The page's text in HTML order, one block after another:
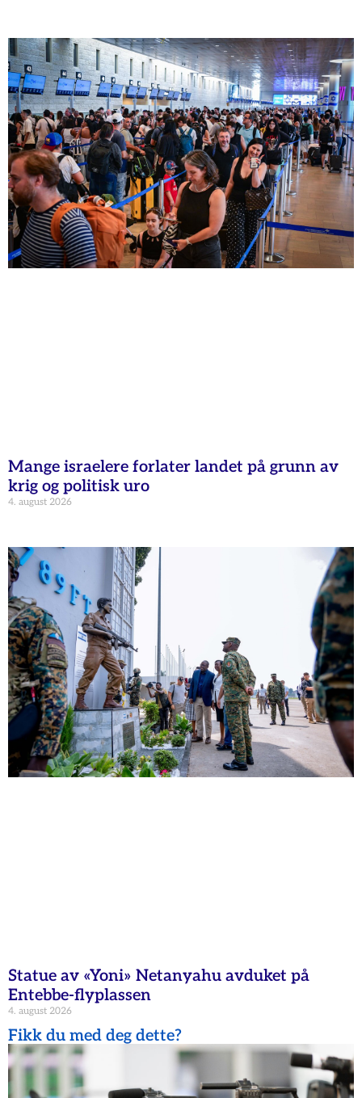
Mange israelere forlater landet på grunn av
krig og politisk uro
4. august 2026
Statue av «Yoni» Netanyahu avduket på
Entebbe-flyplassen
4. august 2026
Fikk du med deg dette?